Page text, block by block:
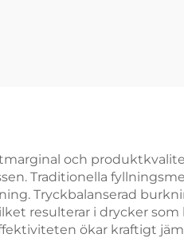
och
Traditionella
Tryckbalanserad
resulterar i drycker som
ökar kraftigt